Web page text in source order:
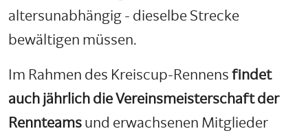
altersunabhängig - dieselbe Strecke
bewältigen müssen.
Im Rahmen des Kreiscup-Rennens findet
auch jährlich die Vereinsmeisterschaft der
Rennteams und erwachsenen Mitglieder